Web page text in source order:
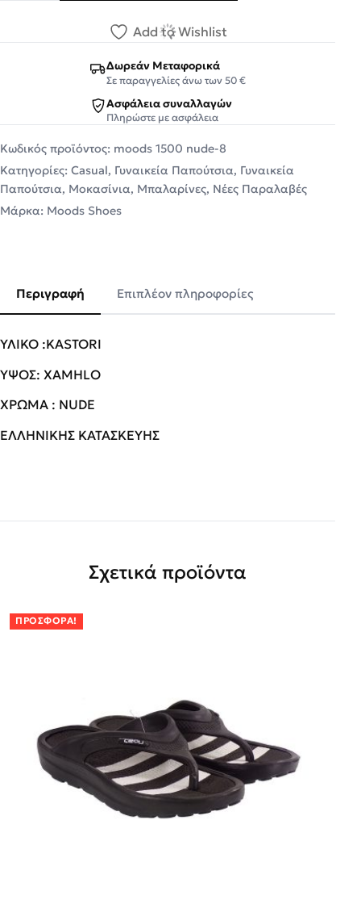
Add to Wishlist
Δωρεάν Μεταφορικά
Σε παραγγελίες άνω των 50 €
Ασφάλεια συναλλαγών
Πληρώστε με ασφάλεια
Κωδικός προϊόντος: moods 1500 nude-8
Κατηγορίες: Casual, Γυναικεία Παπούτσια, Γυναικεία
Παπούτσια, Μοκασίνια, Μπαλαρίνες, Νέες Παραλαβές
Μάρκα: Moods Shoes
Περιγραφή Επιπλέον πληροφορίες
ΥΛΙΚΟ :KASTORI
ΥΨΟΣ: XAMHLO
ΧΡΩΜΑ : NUDE
ΕΛΛΗΝΙΚΗΣ ΚΑΤΑΣΚΕΥΗΣ
Σχετικά προϊόντα
ΠΡΟΣΦΟΡΆ!